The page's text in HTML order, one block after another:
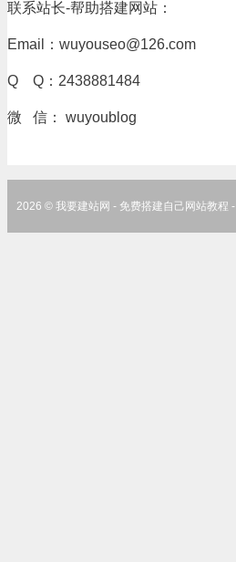
联系站长-帮助搭建网站：
Email：wuyouseo@126.com
Q Q：2438881484
微 信： wuyoublog
2026 © 我要建站网 - 免费搭建自己网站教程 -